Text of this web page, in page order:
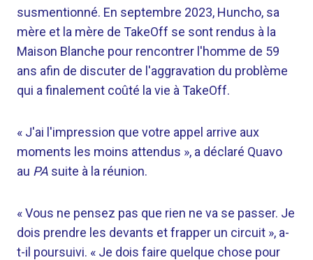
susmentionné. En septembre 2023, Huncho, sa
mère et la mère de TakeOff se sont rendus à la
Maison Blanche pour rencontrer l'homme de 59
ans afin de discuter de l'aggravation du problème
qui a finalement coûté la vie à TakeOff.
« J'ai l'impression que votre appel arrive aux
moments les moins attendus », a déclaré Quavo
au PA suite à la réunion.
« Vous ne pensez pas que rien ne va se passer. Je
dois prendre les devants et frapper un circuit », a-
t-il poursuivi. « Je dois faire quelque chose pour